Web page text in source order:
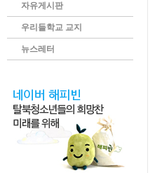
자유게시판
우리들학교 교지
뉴스레터